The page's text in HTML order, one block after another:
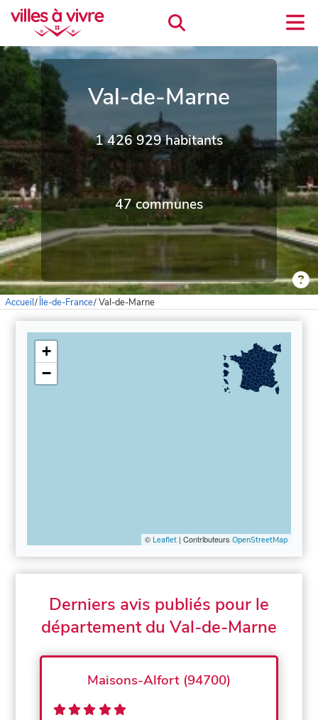
Val-de-Marne
1 426 929 habitants
47 communes
Accueil/Île-de-France/Val-de-Marne
+
−
© Leaflet| Contributeurs OpenStreetMap
Derniers avis publiés pour le
département du Val-de-Marne
Maisons-Alfort (94700)